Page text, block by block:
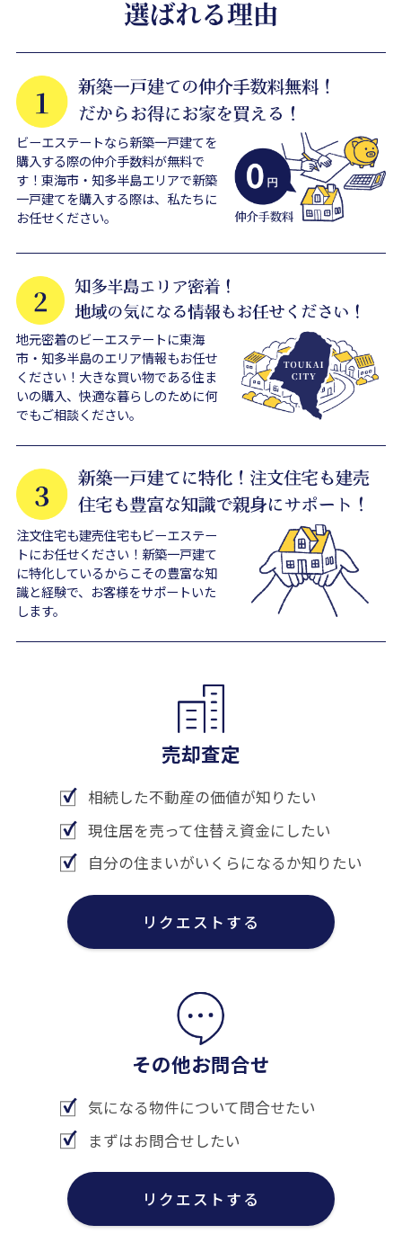
ビーエステートなら新築一戸建てを
購入する際の仲介手数料が無料で
す！東海市・知多半島エリアで新築
一戸建てを購入する際は、私たちに
お任せください。
地元密着のビーエステートに東海
市・知多半島のエリア情報もお任せ
ください！大きな買い物である住ま
いの購入、快適な暮らしのために何
でもご相談ください。
注文住宅も建売住宅もビーエステー
トにお任せください！新築一戸建て
に特化しているからこその豊富な知
識と経験で、お客様をサポートいた
します。
売却査定
相続した不動産の価値が知りたい
現住居を売って住替え資金にしたい
自分の住まいがいくらになるか知りたい
リクエストする
その他お問合せ
気になる物件について問合せたい
まずはお問合せしたい
リクエストする